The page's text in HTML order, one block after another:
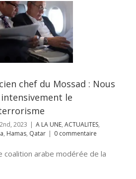
chef du Mossad : Nous
le
2023 | A LA UNE, ACTUALITES,
, Hamas, Qatar | 0 commentaire
coalition arabe modérée de la